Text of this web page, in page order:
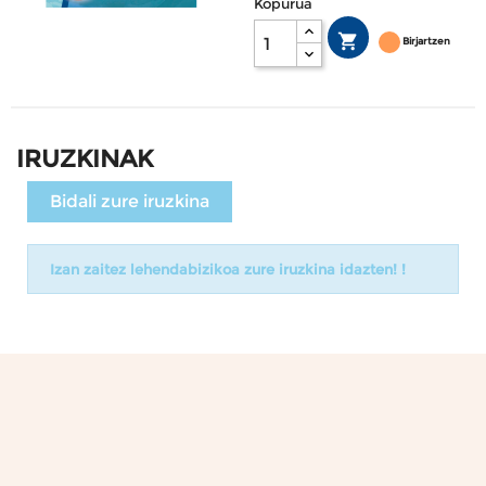
 Birjartzen
IRUZKINAK
Bidali zure iruzkina
Izan zaitez lehendabizikoa zure iruzkina idazten! !